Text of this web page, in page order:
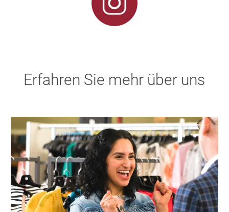
Erfahren Sie mehr über uns